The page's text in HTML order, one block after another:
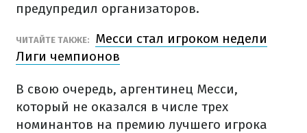
предупредил организаторов.
ЧИТАЙТЕ ТАКЖЕ:
Месси стал игроком недели
Лиги чемпионов
В свою очередь, аргентинец Месси,
который не оказался в числе трех
номинантов на премию лучшего игрока